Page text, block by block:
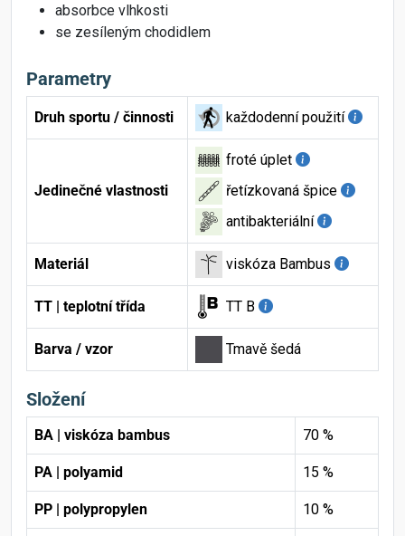
absorbce vlhkosti
se zesíleným chodidlem
Parametry
Druh sportu / činnosti každodenní použití
Jedinečné vlastnosti
froté úplet
řetízkovaná špice
antibakteriální
Materiál viskóza Bambus
TT | teplotní třída TT B
Barva / vzor Tmavě šedá
Složení
BA | viskóza bambus 70 %
PA | polyamid 15 %
PP | polypropylen 10 %